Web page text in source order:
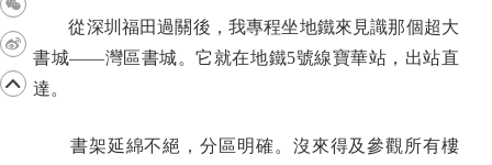
從深圳福田過關後，我專程坐地鐵來見識那個超大
書城——灣區書城。它就在地鐵5號線寶華站，出站直
達。
書架延綿不絕，分區明確。沒來得及參觀所有樓